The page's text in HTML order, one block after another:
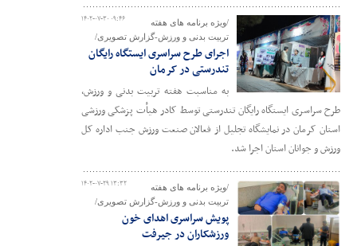
۱۴۰۲-۰۷-۳۰ ۰۹:۴۶
/ویژه برنامه های هفته
تربیت بدنی و ورزش-گزارش تصویری/
اجرای طرح سراسری ایستگاه رایگان
تندرستی در کرمان
به مناسبت هفته تربیت بدنی و ورزش،
طرح سراسری ایستگاه رایگان تندرستی توسط کادر هیأت پزشکی ورزشی
استان کرمان در نمایشگاه تجلیل از فعالان صنعت ورزش جنب اداره کل
ورزش و جوانان استان اجرا شد.
۱۴۰۲-۰۷-۲۹ ۱۳:۳۲
/ویژه برنامه های هفته
تربیت بدنی و ورزش-گزارش تصویری/
پویش سراسری اهدای خون
ورزشکاران در جیرفت